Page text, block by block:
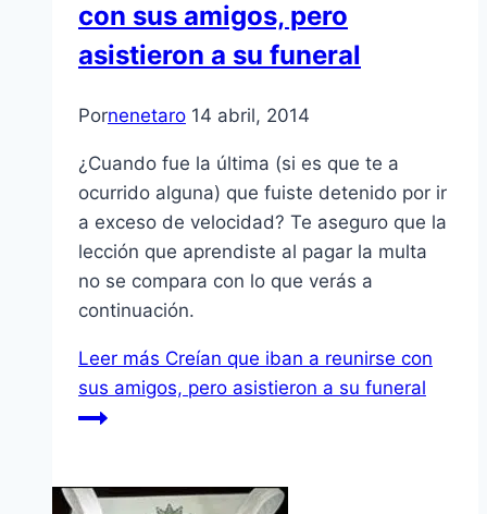
con sus amigos, pero
asistieron a su funeral
Pornenetaro 14 abril, 2014
¿Cuando fue la última (si es que te a
ocurrido alguna) que fuiste detenido por ir
a exceso de velocidad? Te aseguro que la
lección que aprendiste al pagar la multa
no se compara con lo que verás a
continuación.
Leer más Creían que iban a reunirse con
sus amigos, pero asistieron a su funeral